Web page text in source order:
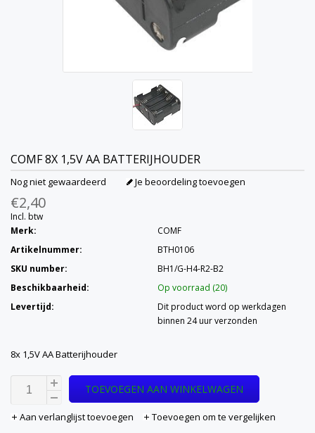
COMF8X 1,5V AA BATTERIJHOUDER
Nog niet gewaardeerd Je beoordeling toevoegen
€2,40
Incl. btw
Merk:
COMF
Artikelnummer:
BTH0106
SKU number:
BH1/G-H4-R2-B2
Beschikbaarheid:
Op voorraad (20)
Levertijd:
Dit product word op werkdagen
binnen 24 uur verzonden
8x 1,5V AA Batterijhouder
TOEVOEGEN AAN WINKELWAGEN
Aan verlanglijst toevoegen Toevoegen om te vergelijken